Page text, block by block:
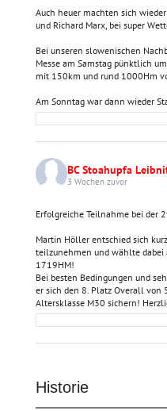
Auch heuer machten sich
und Richard Marx, bei super
Bei unseren slowenischen
Messe am Samstag pünktlich
mit 150km und rund 1000Hm
Am Sonntag war dann wieder
BC Stoahupfa
3 Wochen zuvor
Erfolgreiche Teilnahme bei der
Martin Höller entschied sich
teilzunehmen und wählte dabei
1719HM!
Bei besten Bedingungen und
er sich den 8. Platz Overall von
Altersklasse M30 sichern!
Historie